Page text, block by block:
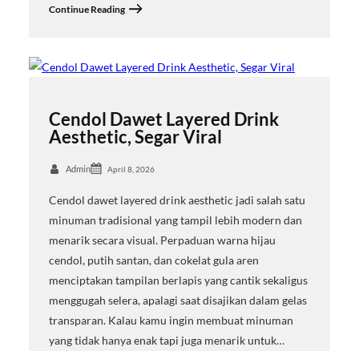
Continue Reading
Cendol Dawet Layered Drink
Aesthetic, Segar Viral
Admin April 8, 2026
Cendol dawet layered drink aesthetic jadi salah satu
minuman tradisional yang tampil lebih modern dan
menarik secara visual. Perpaduan warna hijau
cendol, putih santan, dan cokelat gula aren
menciptakan tampilan berlapis yang cantik sekaligus
menggugah selera, apalagi saat disajikan dalam gelas
transparan. Kalau kamu ingin membuat minuman
yang tidak hanya enak tapi juga menarik untuk…